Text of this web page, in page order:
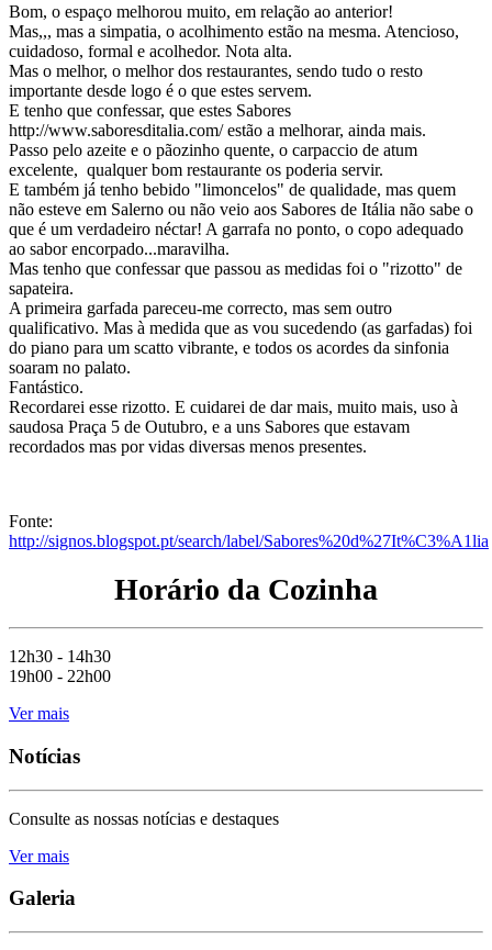
Bom, o espaço melhorou muito, em relação ao anterior!
Mas,,, mas a simpatia, o acolhimento estão na mesma. Atencioso,
cuidadoso, formal e acolhedor. Nota alta.
Mas o melhor, o melhor dos restaurantes, sendo tudo o resto
importante desde logo é o que estes servem.
E tenho que confessar, que estes Sabores
http://www.saboresditalia.com/ estão a melhorar, ainda mais.
Passo pelo azeite e o pãozinho quente, o carpaccio de atum
excelente, qualquer bom restaurante os poderia servir.
E também já tenho bebido "limoncelos" de qualidade, mas quem
não esteve em Salerno ou não veio aos Sabores de Itália não sabe o
que é um verdadeiro néctar! A garrafa no ponto, o copo adequado
ao sabor encorpado...maravilha.
Mas tenho que confessar que passou as medidas foi o "rizotto" de
sapateira.
A primeira garfada pareceu-me correcto, mas sem outro
qualificativo. Mas à medida que as vou sucedendo (as garfadas) foi
do piano para um scatto vibrante, e todos os acordes da sinfonia
soaram no palato.
Fantástico.
Recordarei esse rizotto. E cuidarei de dar mais, muito mais, uso à
saudosa Praça 5 de Outubro, e a uns Sabores que estavam
recordados mas por vidas diversas menos presentes.
Fonte:
http://signos.blogspot.pt/search/label/Sabores%20d%27It%C3%A1lia
Horário da Cozinha
12h30 - 14h30
19h00 - 22h00
Ver mais
Notícias
Consulte as nossas notícias e destaques
Ver mais
Galeria